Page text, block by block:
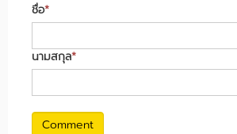
ชื่อ*
นามสกุล*
Comment